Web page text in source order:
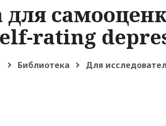
rating
Библиотека Для